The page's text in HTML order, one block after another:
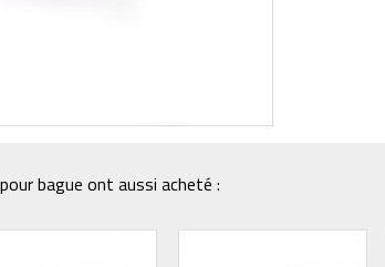
bague ont aussi acheté :